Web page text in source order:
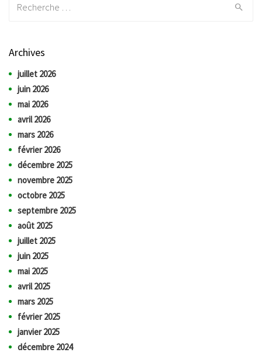
Archives
juillet 2026
juin 2026
mai 2026
avril 2026
mars 2026
février 2026
décembre 2025
novembre 2025
octobre 2025
septembre 2025
août 2025
juillet 2025
juin 2025
mai 2025
avril 2025
mars 2025
février 2025
janvier 2025
décembre 2024